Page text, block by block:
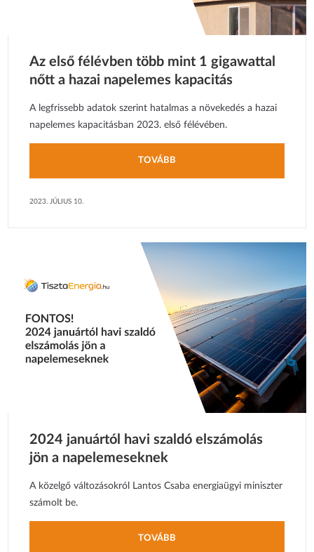
Az első félévben több mint 1 gigawattal
nőtt a hazai napelemes kapacitás
A legfrissebb adatok szerint hatalmas a növekedés a hazai
napelemes kapacitásban 2023. első félévében.
TOVÁBB
2023. JÚLIUS 10.
2024 januártól havi szaldó elszámolás
jön a napelemeseknek
A közelgő változásokról Lantos Csaba energiaügyi miniszter
számolt be.
TOVÁBB